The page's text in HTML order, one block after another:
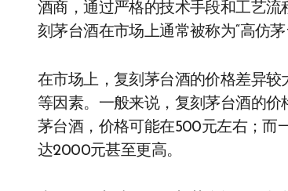
酒商，通过严格的技术手段和工艺
刻茅台酒在市场上通常被称为“高仿茅
在市场上，复刻茅台酒的价格差异
等因素。一般来说，复刻茅台酒的
茅台酒，价格可能在500元左右；而
达2000元甚至更高。